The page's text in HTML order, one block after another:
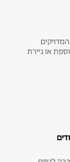
או ניירת